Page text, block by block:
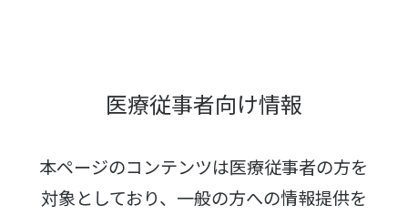
医療従事者向け情報
本ページのコンテンツは医療従事者の方を
対象としており、 一般の方への情報提供を